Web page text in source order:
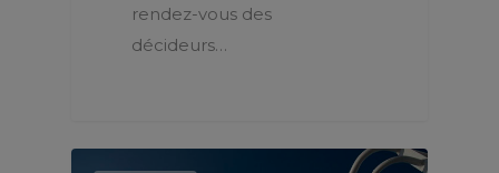
rendez-vous des
décideurs…